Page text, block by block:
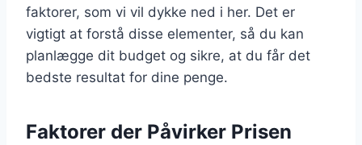
faktorer, som vi vil dykke ned i her. Det er
vigtigt at forstå disse elementer, så du kan
planlægge dit budget og sikre, at du får det
bedste resultat for dine penge.
Faktorer der Påvirker Prisen